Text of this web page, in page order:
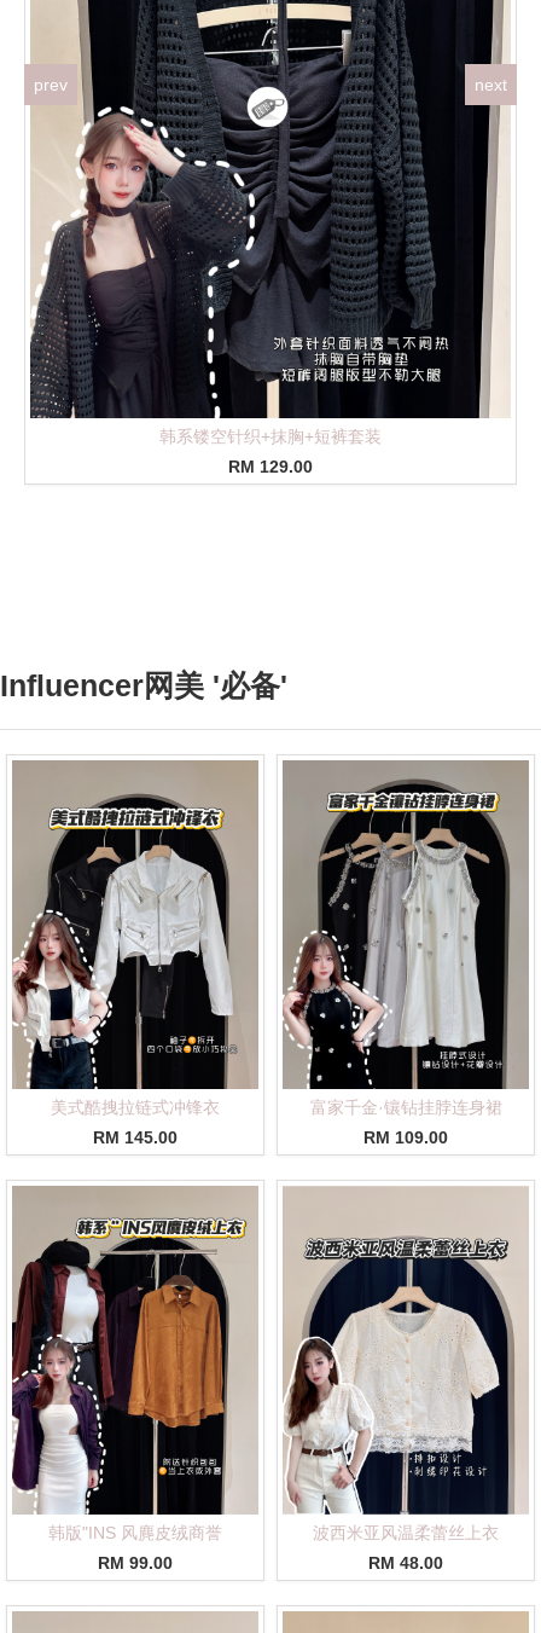
新款美式高腰工裝七分褲
RM 75.00
prev next
Influencer网美 '必备'
美式酷拽拉链式冲锋衣
RM 145.00
富家千金·镶钻挂脖连身裙
RM 109.00
韩版"INS 风麂皮绒商誉
RM 99.00
波西米亚风温柔蕾丝上衣
RM 48.00